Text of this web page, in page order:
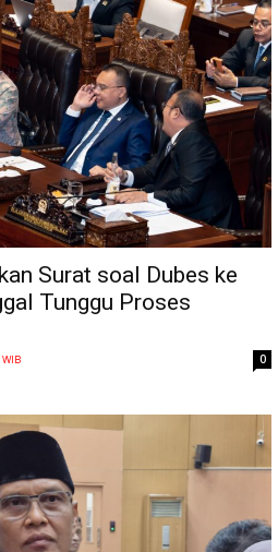
Surat soal Dubes ke
Tunggu Proses
WIB 0